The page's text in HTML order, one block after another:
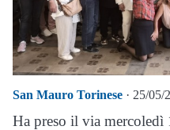
San Mauro Torinese · 25/05/
Ha preso il via mercoledì